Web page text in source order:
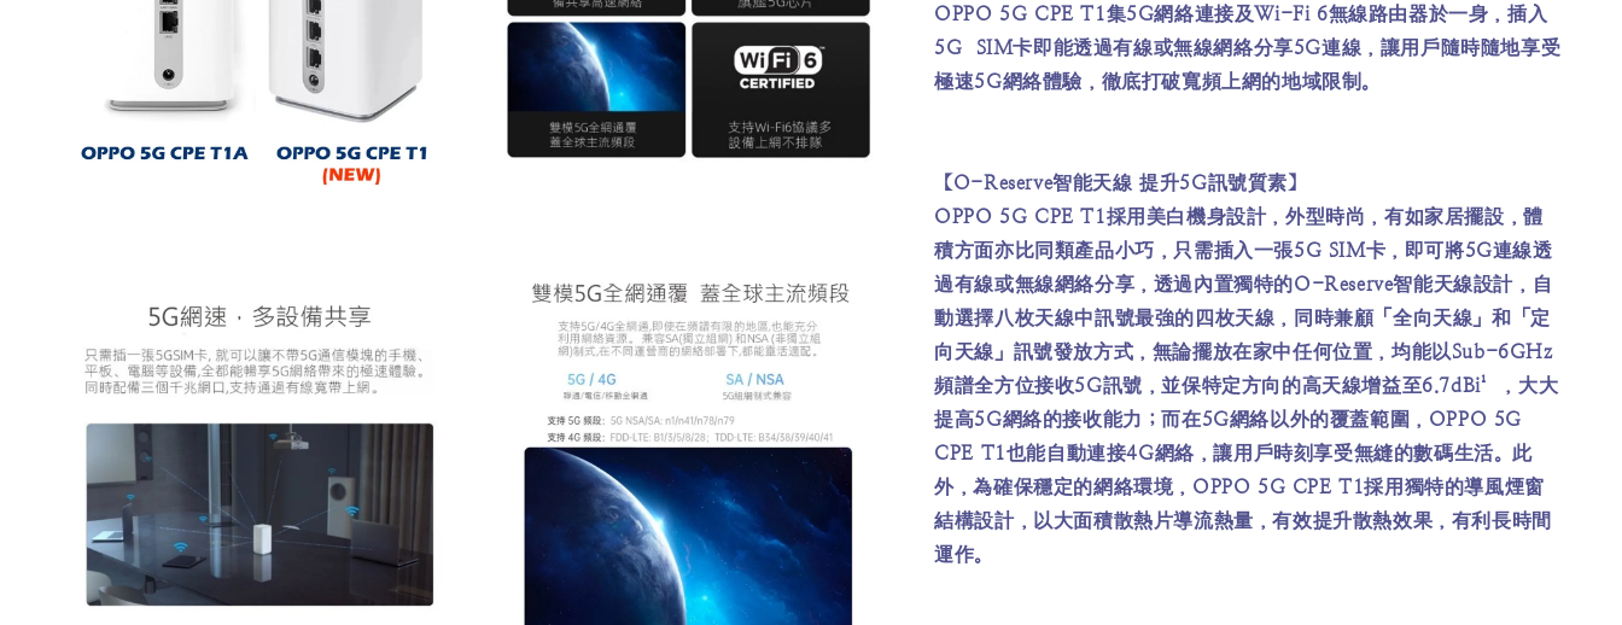
OPPO 5G CPE T1集5G網絡連接及Wi-Fi 6無線路由器於一身，插入
5G SIM卡即能透過有線或無線網絡分享5G連線，讓用戶隨時隨地享受
極速5G網絡體驗，徹底打破寬頻上網的地域限制。
【O-Reserve智能天線 提升5G訊號質素】
OPPO 5G CPE T1採用美白機身設計，外型時尚，有如家居擺設，體
積方面亦比同類產品小巧，只需插入一張5G SIM卡，即可將5G連線透
過有線或無線網絡分享，透過內置獨特的O-Reserve智能天線設計，自
動選擇八枚天線中訊號最強的四枚天線，同時兼顧「全向天線」和「定
向天線」訊號發放方式，無論擺放在家中任何位置，均能以Sub-6GHz
頻譜全方位接收5G訊號，並保特定方向的高天線增益至6.7dBi¹，大大
提高5G網絡的接收能力；而在5G網絡以外的覆蓋範圍，OPPO 5G
CPE T1也能自動連接4G網絡，讓用戶時刻享受無縫的數碼生活。此
外，為確保穩定的網絡環境，OPPO 5G CPE T1採用獨特的導風煙窗
結構設計，以大面積散熱片導流熱量，有效提升散熱效果，有利長時間
運作。